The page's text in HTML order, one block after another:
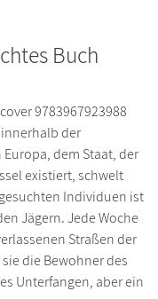
Buch
9783967923988
innerhalb der
dem Staat, der
existiert, schwelt
Individuen ist
Jägern. Jede Woche
Straßen der
die Bewohner des
Unterfangen, aber ein